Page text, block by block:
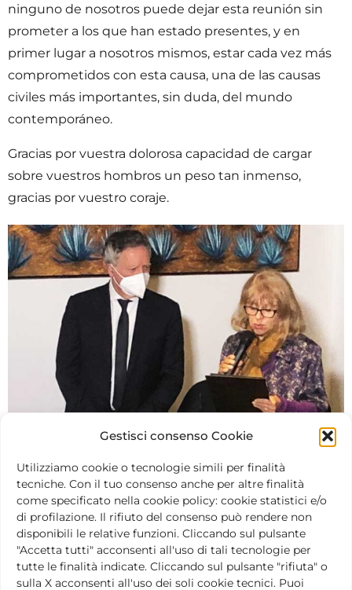
Gestisci consenso Cookie
Utilizziamo cookie o tecnologie simili per finalità
tecniche. Con il tuo consenso anche per altre finalità
come specificato nella cookie policy: cookie statistici e/o
di profilazione. Il rifiuto del consenso può rendere non
disponibili le relative funzioni. Cliccando sul pulsante
"Accetta tutti" acconsenti all'uso di tali tecnologie per
tutte le finalità indicate. Cliccando sul pulsante "rifiuta" o
sulla X acconsenti all'uso dei soli cookie tecnici. Puoi
ninguno de nosotros puede dejar esta reunión sin
prometer a los que han estado presentes, y en
primer lugar a nosotros mismos, estar cada vez más
comprometidos con esta causa, una de las causas
civiles más importantes, sin duda, del mundo
contemporáneo.
Gracias por vuestra dolorosa capacidad de cargar
sobre vuestros hombros un peso tan inmenso,
gracias por vuestro coraje.